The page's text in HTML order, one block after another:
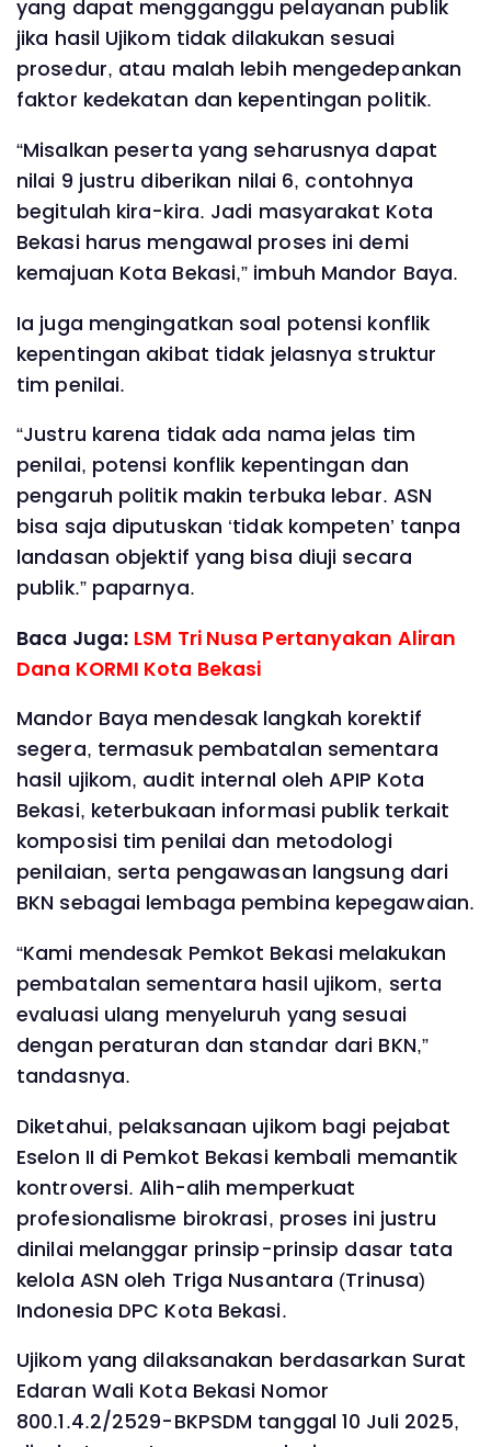
yang dapat mengganggu pelayanan publik
jika hasil Ujikom tidak dilakukan sesuai
prosedur, atau malah lebih mengedepankan
faktor kedekatan dan kepentingan politik.
“Misalkan peserta yang seharusnya dapat
nilai 9 justru diberikan nilai 6, contohnya
begitulah kira-kira. Jadi masyarakat Kota
Bekasi harus mengawal proses ini demi
kemajuan Kota Bekasi,” imbuh Mandor Baya.
Ia juga mengingatkan soal potensi konflik
kepentingan akibat tidak jelasnya struktur
tim penilai.
“Justru karena tidak ada nama jelas tim
penilai, potensi konflik kepentingan dan
pengaruh politik makin terbuka lebar. ASN
bisa saja diputuskan ‘tidak kompeten’ tanpa
landasan objektif yang bisa diuji secara
publik.” paparnya.
Baca Juga: LSM Tri Nusa Pertanyakan Aliran
Dana KORMI Kota Bekasi
Mandor Baya mendesak langkah korektif
segera, termasuk pembatalan sementara
hasil ujikom, audit internal oleh APIP Kota
Bekasi, keterbukaan informasi publik terkait
komposisi tim penilai dan metodologi
penilaian, serta pengawasan langsung dari
BKN sebagai lembaga pembina kepegawaian.
“Kami mendesak Pemkot Bekasi melakukan
pembatalan sementara hasil ujikom, serta
evaluasi ulang menyeluruh yang sesuai
dengan peraturan dan standar dari BKN,”
tandasnya.
Diketahui, pelaksanaan ujikom bagi pejabat
Eselon II di Pemkot Bekasi kembali memantik
kontroversi. Alih-alih memperkuat
profesionalisme birokrasi, proses ini justru
dinilai melanggar prinsip-prinsip dasar tata
kelola ASN oleh Triga Nusantara (Trinusa)
Indonesia DPC Kota Bekasi.
Ujikom yang dilaksanakan berdasarkan Surat
Edaran Wali Kota Bekasi Nomor
800.1.4.2/2529-BKPSDM tanggal 10 Juli 2025,